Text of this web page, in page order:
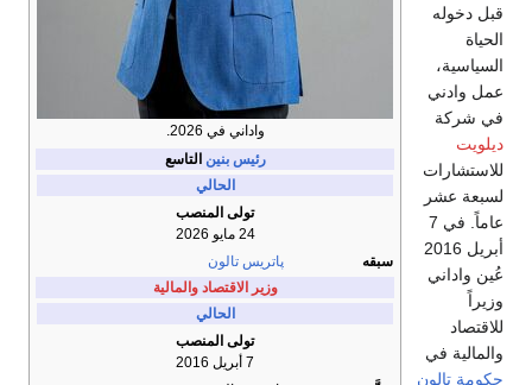
واداني في 2026.
رئيس بنين التاسع
الحالي
تولى المنصب
24 مايو 2026
سبقه
پاتريس تالون
وزير الاقتصاد والمالية
الحالي
تولى المنصب
7 أبريل 2016
قبل دخوله
الحياة
السياسية،
عمل وادني
في شركة
ديلويت
للاستشارات
لسبعة عشر
عاماً. في 7
أبريل 2016
عُين واداني
وزيراً
للاقتصاد
والمالية في
حكومة تالون